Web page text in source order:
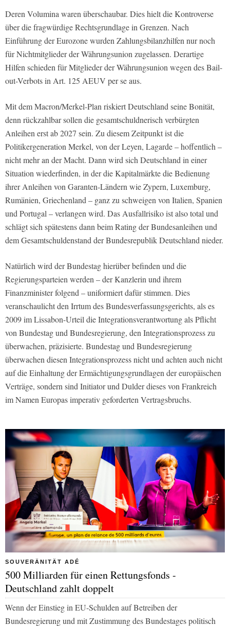
Deren Volumina waren überschaubar. Dies hielt die Kontroverse
über die fragwürdige Rechtsgrundlage in Grenzen. Nach
Einführung der Eurozone wurden Zahlungsbilanzhilfen nur noch
für Nichtmitglieder der Währungsunion zugelassen. Derartige
Hilfen schieden für Mitglieder der Währungsunion wegen des Bail-
out-Verbots in Art. 125 AEUV per se aus.
Mit dem Macron/Merkel-Plan riskiert Deutschland seine Bonität,
denn rückzahlbar sollen die gesamtschuldnerisch verbürgten
Anleihen erst ab 2027 sein. Zu diesem Zeitpunkt ist die
Politikergeneration Merkel, von der Leyen, Lagarde – hoffentlich –
nicht mehr an der Macht. Dann wird sich Deutschland in einer
Situation wiederfinden, in der die Kapitalmärkte die Bedienung
ihrer Anleihen von Garanten-Ländern wie Zypern, Luxemburg,
Rumänien, Griechenland – ganz zu schweigen von Italien, Spanien
und Portugal – verlangen wird. Das Ausfallrisiko ist also total und
schlägt sich spätestens dann beim Rating der Bundesanleihen und
dem Gesamtschuldenstand der Bundesrepublik Deutschland nieder.
Natürlich wird der Bundestag hierüber befinden und die
Regierungsparteien werden – der Kanzlerin und ihrem
Finanzminister folgend – uniformiert dafür stimmen. Dies
veranschaulicht den Irrtum des Bundesverfassungsgerichts, als es
2009 im Lissabon-Urteil die Integrationsverantwortung als Pflicht
von Bundestag und Bundesregierung, den Integrationsprozess zu
überwachen, präzisierte. Bundestag und Bundesregierung
überwachen diesen Integrationsprozess nicht und achten auch nicht
auf die Einhaltung der Ermächtigungsgrundlagen der europäischen
Verträge, sondern sind Initiator und Dulder dieses von Frankreich
im Namen Europas imperativ geforderten Vertragsbruchs.
SOUVERÄNITÄT ADÉ
500 Milliarden für einen Rettungsfonds -
Deutschland zahlt doppelt
Wenn der Einstieg in EU-Schulden auf Betreiben der
Bundesregierung und mit Zustimmung des Bundestages politisch